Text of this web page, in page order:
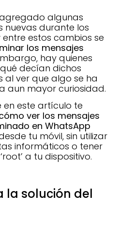
algunas
nuevas durante los
entre estos cambios se
los mensajes
hay quienes
decían dichos
al ver que algo se ha
aun mayor curiosidad.
en este artículo te
ver los mensajes
en WhatsApp
tu móvil, sin utilizar
informáticos o tener
a tu dispositivo.
la solución del